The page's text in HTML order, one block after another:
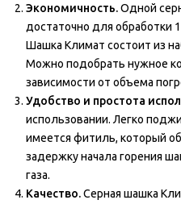
Экономичность.Одной
достаточно для обработки
Шашка Климат состоит из
Можно подобрать нужное
зависимости от объема
Удобство и простота
использовании. Легко
имеется фитиль, который
задержку начала горения
газа.
Качество.Серная шашка